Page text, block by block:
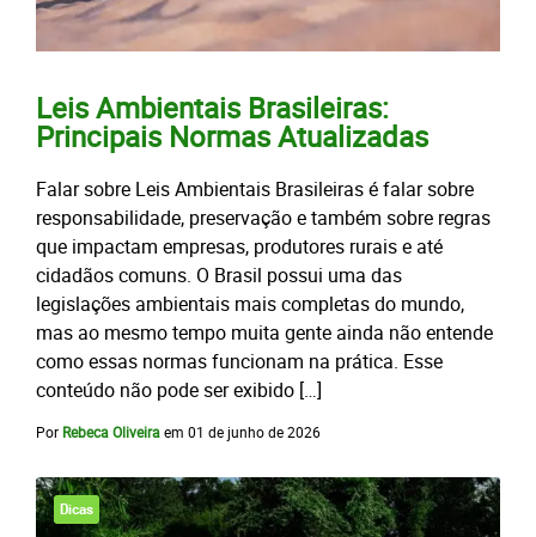
Leis Ambientais Brasileiras:
Principais Normas Atualizadas
Falar sobre Leis Ambientais Brasileiras é falar sobre
responsabilidade, preservação e também sobre regras
que impactam empresas, produtores rurais e até
cidadãos comuns. O Brasil possui uma das
legislações ambientais mais completas do mundo,
mas ao mesmo tempo muita gente ainda não entende
como essas normas funcionam na prática. Esse
conteúdo não pode ser exibido […]
Por Rebeca Oliveiraem 01 de junho de 2026
Dicas